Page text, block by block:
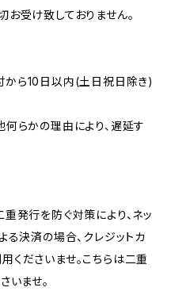
受け致しておりません。
ら10日以内(土日祝日除き)
らかの理由により、遅延す
発行を防ぐ対策により、ネッ
る決済の場合、クレジットカ
くださいませ。こちらは二重
いませ。